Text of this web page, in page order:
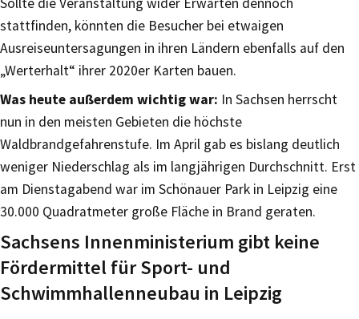
stattfinden, könnten die Besucher bei etwaigen
Ausreiseuntersagungen in ihren Ländern ebenfalls auf den
„Werterhalt“ ihrer 2020er Karten bauen.
Was heute außerdem wichtig war: In Sachsen herrscht
nun in den meisten Gebieten die höchste
Waldbrandgefahrenstufe. Im April gab es bislang deutlich
weniger Niederschlag als im langjährigen Durchschnitt. Erst
am Dienstagabend war im Schönauer Park in Leipzig eine
30.000 Quadratmeter große Fläche in Brand geraten.
Sachsens Innenministerium gibt keine
Fördermittel für Sport- und
Schwimmhallenneubau in Leipzig